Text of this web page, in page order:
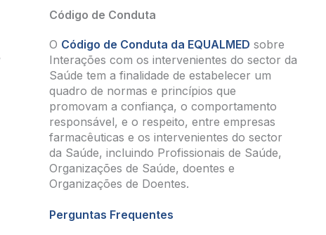
Código de Conduta
O Código de Conduta da EQUALMED sobre
Interações com os intervenientes do sector da
Saúde tem a finalidade de estabelecer um
quadro de normas e princípios que
promovam a confiança, o comportamento
responsável, e o respeito, entre empresas
farmacêuticas e os intervenientes do sector
da Saúde, incluindo Profissionais de Saúde,
Organizações de Saúde, doentes e
Organizações de Doentes.
Perguntas Frequentes